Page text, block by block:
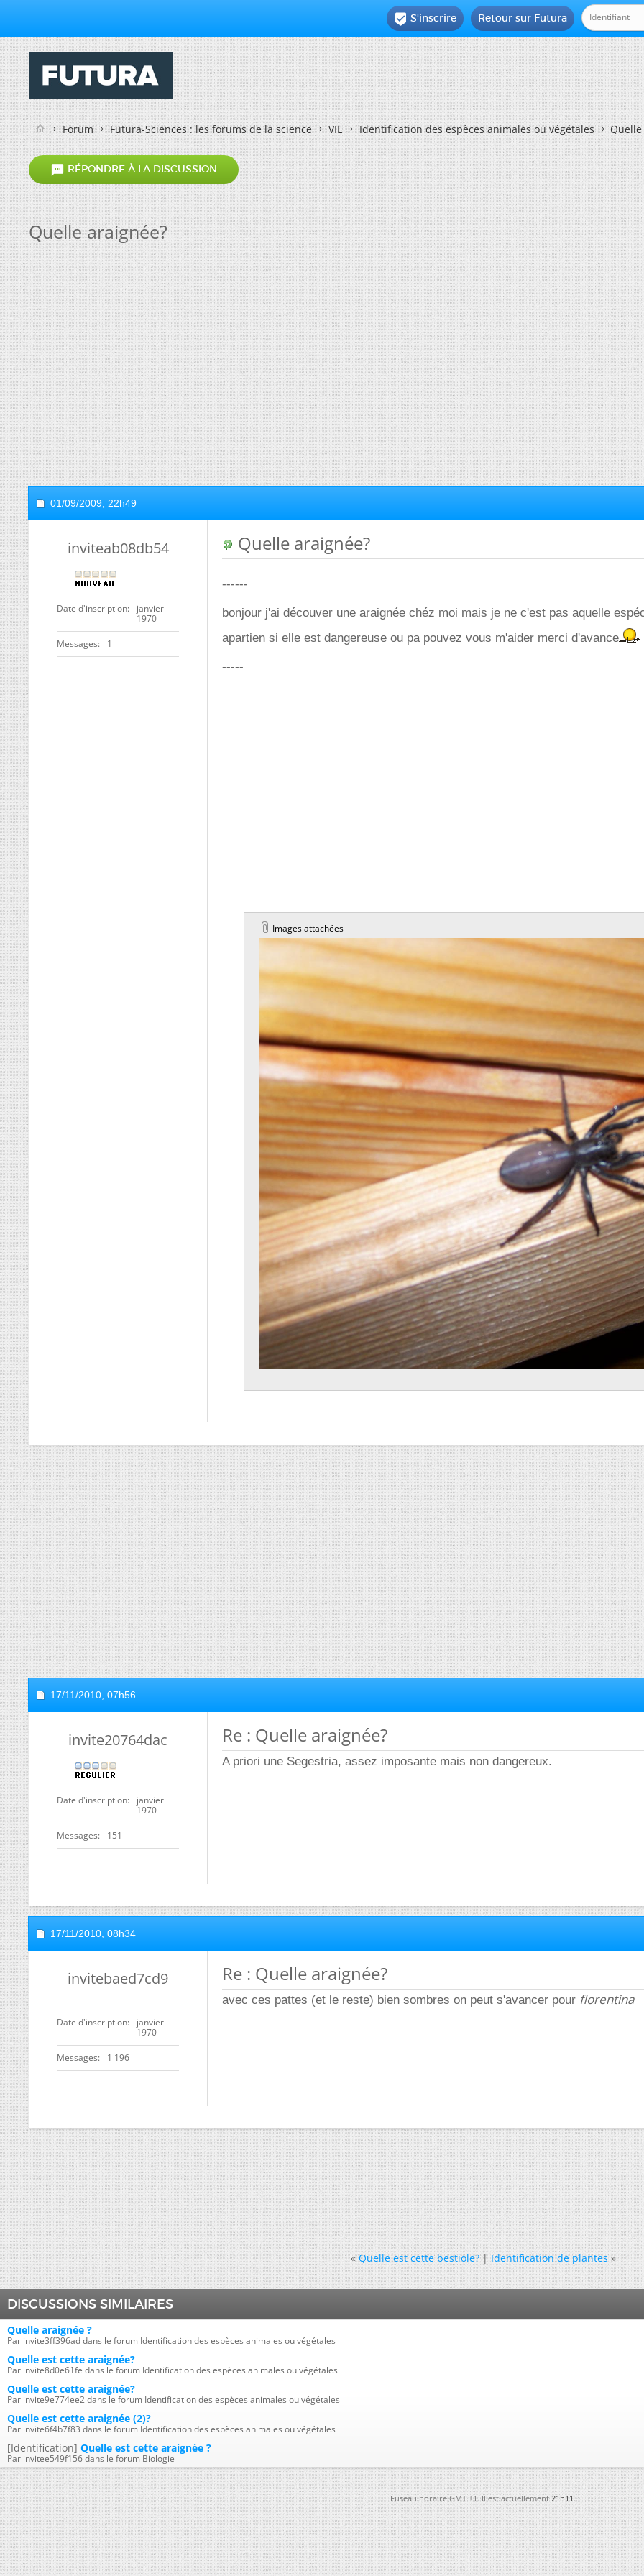
Retour sur Futura
 S'inscrire
Forum Futura-Sciences : les forums de la science VIE Identification des espèces animales ou végétales Quelle
 RÉPONDRE À LA DISCUSSION
Quelle araignée?
01/09/2009, 22h49
inviteab08db54
Date d'inscription
janvier
1970
Messages 1
Quelle araignée?
------
bonjour j'ai découver une araignée chéz moi mais je ne c'est pas aquelle
apartien si elle est dangereuse ou pa pouvez vous m'aider merci d'avance
-----
Images attachées
17/11/2010, 07h56
invite20764dac
Date d'inscription
janvier
1970
Messages 151
Re : Quelle araignée?
A priori une Segestria, assez imposante mais non dangereux.
17/11/2010, 08h34
invitebaed7cd9
Date d'inscription
janvier
1970
Messages 1 196
Re : Quelle araignée?
avec ces pattes (et le reste) bien sombres on peut s'avancer pour florentina
« Quelle est cette bestiole?|Identification de plantes »
DISCUSSIONS SIMILAIRES
Quelle araignée ?
Par invite3ff396ad dans le forum Identification des espèces animales ou végétales
Quelle est cette araignée?
Par invite8d0e61fe dans le forum Identification des espèces animales ou végétales
Quelle est cette araignée?
Par invite9e774ee2 dans le forum Identification des espèces animales ou végétales
Quelle est cette araignée (2)?
Par invite6f4b7f83 dans le forum Identification des espèces animales ou végétales
[Identification] Quelle est cette araignée ?
Par invitee549f156 dans le forum Biologie
Fuseau horaire GMT +1. Il est actuellement21h11.